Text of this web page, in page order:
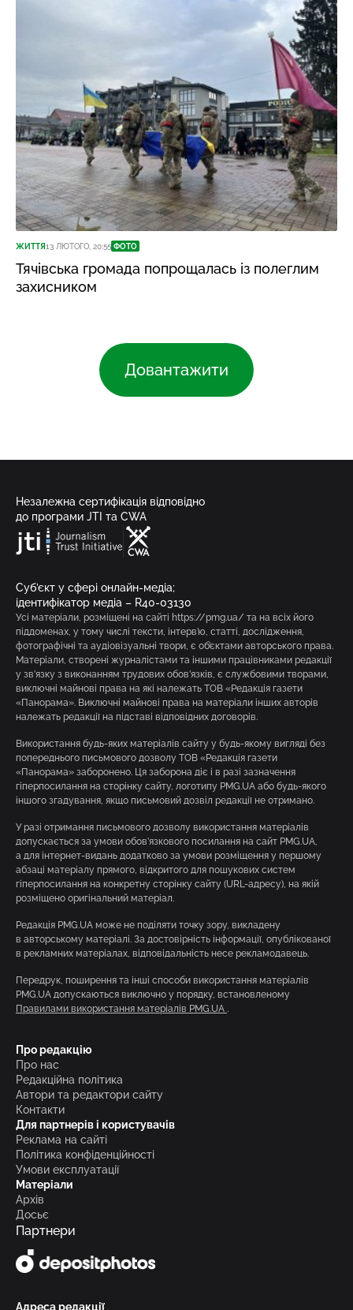
ЖИТТЯ13 ЛЮТОГО, 20:55 ФОТО
Тячівська громада попрощалась із полеглим
захисником
Довантажити
Незалежна сертифікація відповідно
до програми JTI та CWA
Суб’єкт у сфері онлайн-медіа;
ідентифікатор медіа – R40-03130
Усі матеріали, розміщені на сайті https://pmg.ua/ та на всіх його
піддоменах, у тому числі тексти, інтерв’ю, статті, дослідження,
фотографічні та аудіовізуальні твори, є об’єктами авторського права.
Матеріали, створені журналістами та іншими працівниками редакції
у зв’язку з виконанням трудових обов’язків, є службовими творами,
виключні майнові права на які належать ТОВ «Редакція газети
«Панорама». Виключні майнові права на матеріали інших авторів
належать редакції на підставі відповідних договорів.
Використання будь-яких матеріалів сайту у будь-якому вигляді без
попереднього письмового дозволу ТОВ «Редакція газети
«Панорама» заборонено. Ця заборона діє і в разі зазначення
гіперпосилання на сторінку сайту, логотипу PMG.UA або будь-якого
іншого згадування, якщо письмовий дозвіл редакції не отримано.
У разі отримання письмового дозволу використання матеріалів
допускається за умови обов’язкового посилання на сайт PMG.UA,
а для інтернет-видань додатково за умови розміщення у першому
абзаці матеріалу прямого, відкритого для пошукових систем
гіперпосилання на конкретну сторінку сайту (URL-адресу), на якій
розміщено оригінальний матеріал.
Редакція PMG.UA може не поділяти точку зору, викладену
в авторському матеріалі. За достовірність інформації, опублікованої
в рекламних матеріалах, відповідальність несе рекламодавець.
Передрук, поширення та інші способи використання матеріалів
PMG.UA допускаються виключно у порядку, встановленому
Правилами використання матеріалів PMG.UA .
Про редакцію
Про нас
Редакційна політика
Автори та редактори сайту
Контакти
Для партнерів і користувачів
Реклама на сайті
Політика конфіденційності
Умови експлуатації
Матеріали
Архів
Досьє
Партнери
Адреса редакції